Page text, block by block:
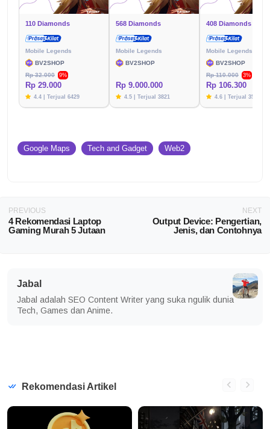
110 Diamonds
Mobile Legends
BV2SHOP
Rp 32.000
9%
Rp 29.000
4.4 | Terjual 6429
568 Diamonds
Mobile Legends
BV2SHOP
Rp 9.000.000
4.5 | Terjual 3821
408 Diamonds
Mobile Legends
BV2SHOP
Rp 110.000
3%
Rp 106.300
4.6 | Terjual 3576
Google Maps Tech and Gadget Web2
PREVIOUS
4 Rekomendasi Laptop
Gaming Murah 5 Jutaan
NEXT
Output Device: Pengertian,
Jenis, dan Contohnya
Jabal
Jabal adalah SEO Content Writer yang suka ngulik dunia
Tech, Games dan Anime.
Rekomendasi Artikel